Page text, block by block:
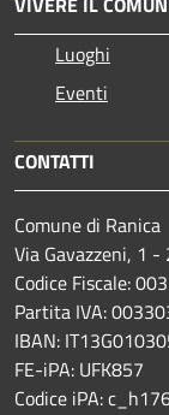
Luoghi
Eventi
CONTATTI
Comune di Ranica
Via Gavazzeni, 1 -
Codice Fiscale:
Partita IVA:
IBAN:
FE-iPA: UFK857
Codice iPA: